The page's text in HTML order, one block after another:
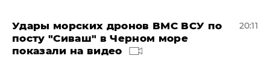
Удары морских дронов ВМС ВСУ по
посту "Сиваш" в Черном море
показали на видео
20:11